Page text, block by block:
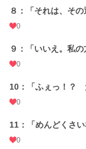
８：「それは、そ
0
９：「いいえ。私
0
10：「ふぇっ！？
0
11：「めんどくさ
0